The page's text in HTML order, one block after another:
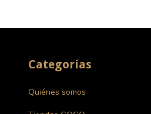
Categorías
Quiénes somos